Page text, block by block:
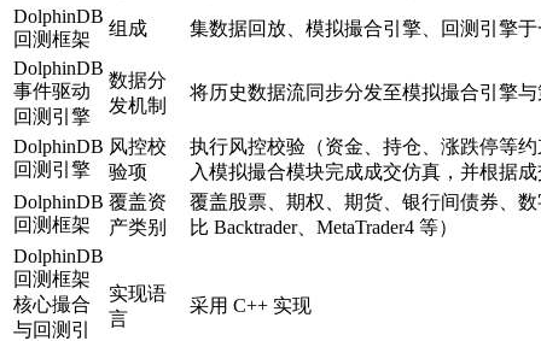
DolphinDB
回测框架
组成
集数据回放、模拟撮合引擎、回测引擎
DolphinDB
事件驱动
回测引擎
数据分
发机制
将历史数据流同步分发至模拟撮合引擎
DolphinDB
回测引擎
风控校
验项
执行风控校验（资金、持仓、涨跌停等
入模拟撮合模块完成成交仿真，并根据
DolphinDB
回测框架
覆盖资
产类别
覆盖股票、期权、期货、银行间债券、
比 Backtrader、MetaTrader4 等）
DolphinDB
回测框架
核心撮合
与回测引
实现语
言
采用 C++ 实现